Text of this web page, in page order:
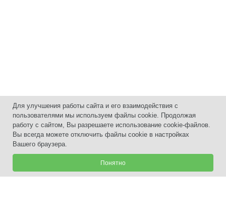
Для улучшения работы сайта и его взаимодействия с
пользователями мы используем файлы cookie. Продолжая
работу с сайтом, Вы разрешаете использование cookie-файлов.
Вы всегда можете отключить файлы cookie в настройках
Вашего браузера.
Понятно